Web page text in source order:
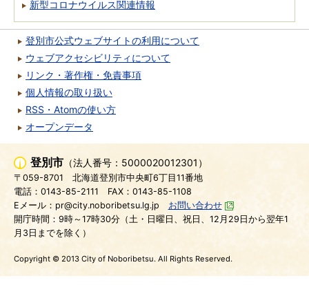
新型コロナウイルス関連情報
登別市公式ウェブサイトの利用について
ウェブアクセシビリティについて
リンク・著作権・免責事項
個人情報の取り扱い
RSS・Atomの使い方
オープンデータ
登別市 （法人番号：5000020012301）
〒059-8701
北海道登別市中央町6丁目11番地
電話：0143-85-2111
FAX：0143-85-1108
Eメール：pr@city.noboribetsu.lg.jp
お問い合わせ
開庁時間：9時～17時30分（土・日曜日、祝日、12月29日から翌年1
月3日までを除く）
Copyright © 2013 City of Noboribetsu. All Rights Reserved.